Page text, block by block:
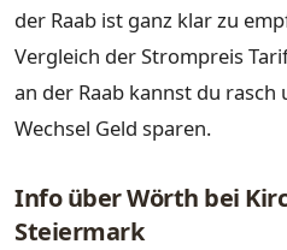
der Raab ist ganz klar zu
Vergleich der Strompreis
an der Raab kannst du
Wechsel Geld sparen.
Info über Wörth bei
Steiermark